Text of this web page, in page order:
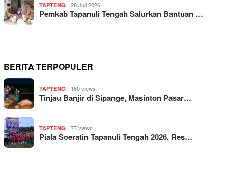
TAPTENG 28 Juli 2026
Pemkab Tapanuli Tengah Salurkan Bantuan …
BERITA TERPOPULER
TAPTENG 160 views
Tinjau Banjir di Sipange, Masinton Pasar…
TAPTENG 77 views
Piala Soeratin Tapanuli Tengah 2026, Res…